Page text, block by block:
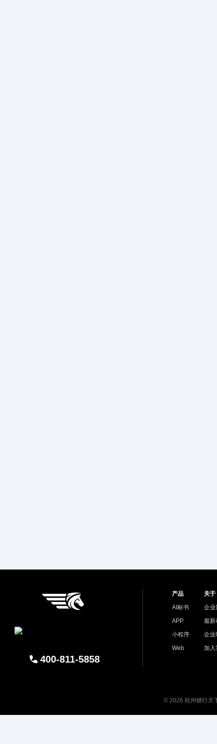
400-811-5858
产品
AI标书
APP
小程序
Web
关于
企业
最新
企业
加入
© 2026 杭州镖行天